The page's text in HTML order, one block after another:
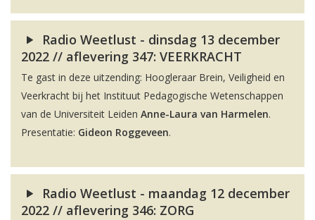
Radio Weetlust - dinsdag 13 december
2022 // aflevering 347: VEERKRACHT
Te gast in deze uitzending: Hoogleraar Brein, Veiligheid en
Veerkracht bij het Instituut Pedagogische Wetenschappen
van de Universiteit Leiden Anne-Laura van Harmelen.
Presentatie: Gideon Roggeveen.
Radio Weetlust - maandag 12 december
2022 // aflevering 346: ZORG